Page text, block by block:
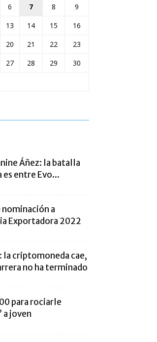
6 7 8
9
13 14 15
16
20 21 22
23
27 28 29
30
Áñez: la batalla
entre Evo...
nominación a
Exportadora 2022
criptomoneda cae,
no ha terminado
para rociarle
a joven